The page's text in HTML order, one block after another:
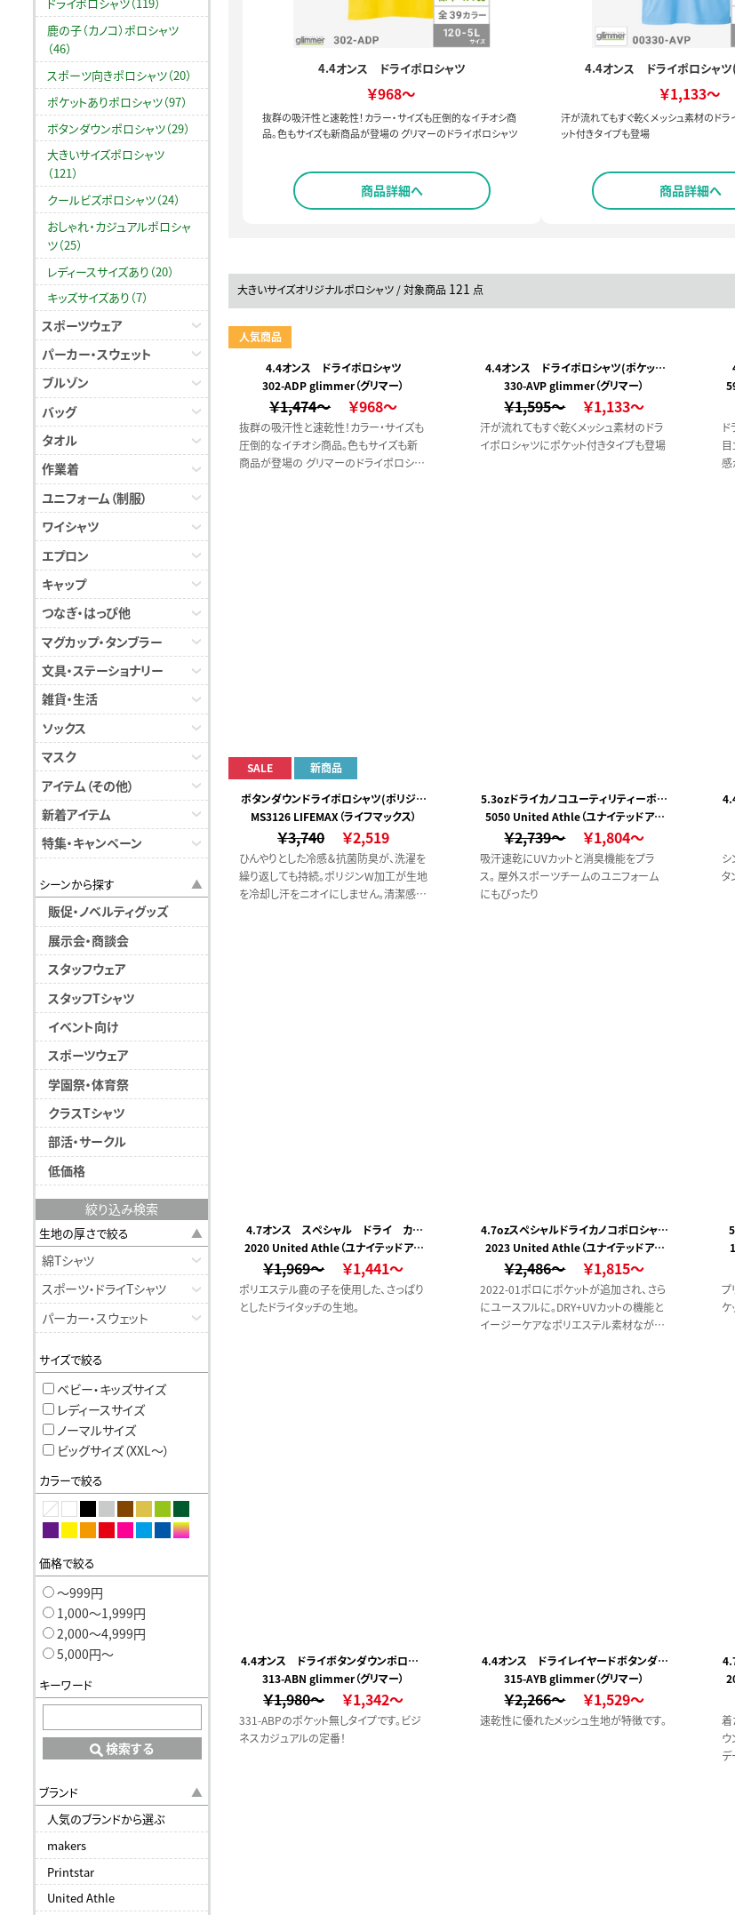
ドライポロシャツ（119）
鹿の子（カノコ）ポロシャツ
（46）
スポーツ向きポロシャツ（20）
ポケットありポロシャツ（97）
ボタンダウンポロシャツ（29）
大きいサイズポロシャツ
（121）
クールビズポロシャツ（24）
おしゃれ・カジュアルポロシャ
ツ（25）
レディースサイズあり（20）
キッズサイズあり（7）
スポーツウェア
パーカー・スウェット
ブルゾン
バッグ
タオル
作業着
ユニフォーム（制服）
ワイシャツ
エプロン
キャップ
つなぎ・はっぴ他
マグカップ・タンブラー
文具・ステーショナリー
雑貨・生活
ソックス
マスク
アイテム（その他）
新着アイテム
特集・キャンペーン
シーンから探す
販促・ノベルティグッズ
展示会・商談会
スタッフウェア
スタッフTシャツ
イベント向け
スポーツウェア
学園祭・体育祭
クラスTシャツ
部活・サークル
低価格
絞り込み検索
生地の厚さで絞る
綿Tシャツ
スポーツ・ドライTシャツ
パーカー・スウェット
サイズで絞る
ベビー・キッズサイズ
レディースサイズ
ノーマルサイズ
ビッグサイズ（XXL〜）
カラーで絞る
価格で絞る
〜999円
1,000〜1,999円
2,000〜4,999円
5,000円〜
キーワード
検索する
ブランド
人気のブランドから選ぶ
makers
Printstar
United Athle
4.4オンス ドライポロシャツ
￥968～
抜群の吸汗性と速乾性！カラー・サイズも圧倒的なイチオシ商
品。色もサイズも新商品が登場の グリマーのドライポロシャツ
商品詳細へ
4.4オンス ドライポロシャツ(
￥1,133～
汗が流れてもすぐ乾くメッシュ素材のド
ット付きタイプも登場
商品詳細へ
大きいサイズオリジナルポロシャツ / 対象商品 121 点
人気商品
4.4オンス ドライポロシャツ
302-ADP glimmer（グリマー）
￥1,474～ ￥968～
抜群の吸汗性と速乾性！カラー・サイズも
圧倒的なイチオシ商品。色もサイズも新
商品が登場の グリマーのドライポロシャ
4.4オンス ドライポロシャツ(ポケット
付）
330-AVP glimmer（グリマー）
￥1,595～ ￥1,133～
汗が流れてもすぐ乾くメッシュ素材のドラ
イポロシャツにポケット付きタイプも登場
感
SALE 新商品
ボタンダウンドライポロシャツ(ポリジン
W加工)
MS3126 LIFEMAX（ライフマックス）
￥3,740 ￥2,519
ひんやりとした冷感＆抗菌防臭が、洗濯を
繰り返しても持続。ポリジンW加工が生地
を冷却し汗をニオイにしません。清潔感と
5.3ozドライカノコユーティリティーポロ
シャツ
5050 United Athle（ユナイテッドアス
￥2,739～ ￥1,804～
吸汗速乾にUVカットと消臭機能をプラ
ス。 屋外スポーツチームのユニフォーム
にもぴったり
シ
タ
4.7オンス スペシャル ドライ カノ
コ ポロシャツ(ローブリード)
2020 United Athle（ユナイテッドアス
￥1,969～ ￥1,441～
ポリエステル鹿の子を使用した、さっぱり
としたドライタッチの生地。
4.7ozスペシャルドライカノコポロシャツ
(ボタンダウン)(ポケット付)
2023 United Athle（ユナイテッドアス
￥2,486～ ￥1,815～
2022-01ポロにポケットが追加され、さら
にユースフルに。DRY+UVカットの機能と
イージーケアなポリエステル素材ながら、
プ
ケ
4.4オンス ドライボタンダウンポロシャ
ツ(ポケ無)
313-ABN glimmer（グリマー）
￥1,980～ ￥1,342～
331-ABPのポケット無しタイプです。ビジ
ネスカジュアルの定番！
4.4オンス ドライレイヤードボタンダウ
ンポロシャツ
315-AYB glimmer（グリマー）
￥2,266～ ￥1,529～
速乾性に優れたメッシュ生地が特徴です。
着
ウ